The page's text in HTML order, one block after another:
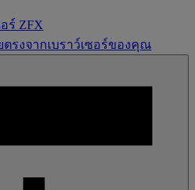
อร์ ZFX
รงจากเบราว์เซอร์ของคุณ